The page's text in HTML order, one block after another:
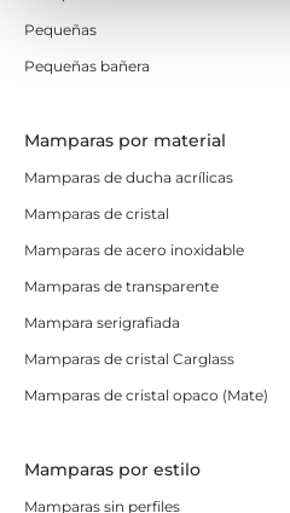
Pequeñas
Pequeñas bañera
Mamparas por material
Mamparas de ducha acrílicas
Mamparas de cristal
Mamparas de acero inoxidable
Mamparas de transparente
Mampara serigrafiada
Mamparas de cristal Carglass
Mamparas de cristal opaco (Mate)
Mamparas por estilo
Mamparas sin perfiles